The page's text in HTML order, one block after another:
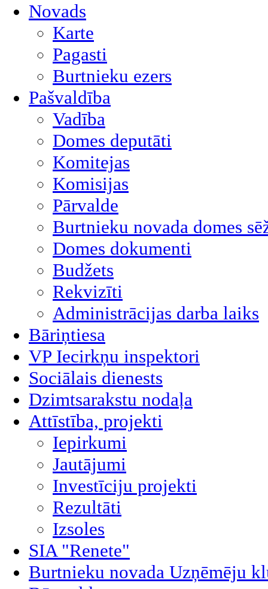
Novads
Karte
Pagasti
Burtnieku ezers
Pašvaldība
Vadība
Domes deputāti
Komitejas
Komisijas
Pārvalde
Burtnieku novada domes
Domes dokumenti
Budžets
Rekvizīti
Administrācijas darba laiks
Bāriņtiesa
VP Iecirkņu inspektori
Sociālais dienests
Dzimtsarakstu nodaļa
Attīstība, projekti
Iepirkumi
Jautājumi
Investīciju projekti
Rezultāti
Izsoles
SIA "Renete"
Burtnieku novada Uzņēmēju